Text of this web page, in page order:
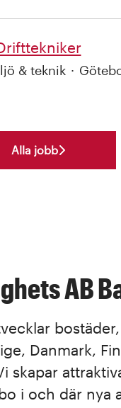
& teknik ·
Alla jobb
AB
Danmark,
skapar
i och där nya